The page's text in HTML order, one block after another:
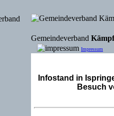
Gemeindeverband
Impressum
Infostand in
Besuch